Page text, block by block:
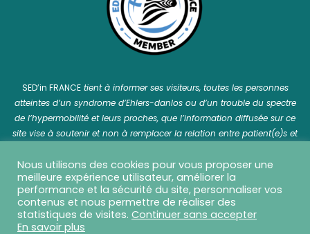
SED’in FRANCEtient à informer ses visiteurs, toutes les personnes
atteintes d’un syndrome d’Ehlers-danlos ou d’un trouble du spectre
de l’hypermobilité et leurs proches, que l’information diffusée sur ce
site vise à soutenir et non à remplacer la relation entre patient(e)s et
SED in France © 2026 Tous droits réservés - Réalisation
Nous utilisons des cookies pour vous proposer une
meilleure expérience utilisateur, améliorer la
performance et la sécurité du site, personnaliser vos
contenus et nous permettre de réaliser des
statistiques de visites. Continuer sans accepter
En savoir plus